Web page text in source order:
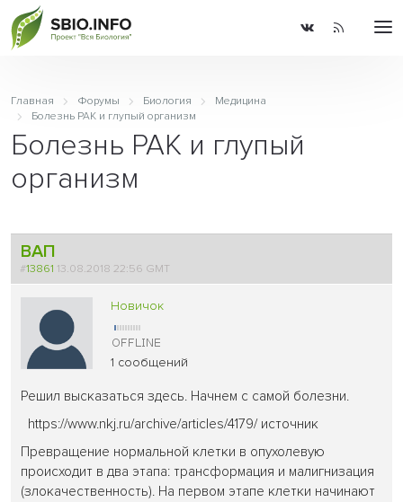
Главная Форумы Биология
Медицина
Болезнь РАК и глупый организм
Болезнь РАК и глупый
организм
ВАП
#13861 13.08.2018 22:56 GMT
Новичок
1 сообщений
Решил высказаться здесь. Начнем с самой болезни.
https://www.nkj.ru/archive/articles/4179/ источник
Превращение нормальной клетки в опухолевую
происходит в два этапа: трансформация и малигнизация
(злокачественность). На первом этапе клетки начинают